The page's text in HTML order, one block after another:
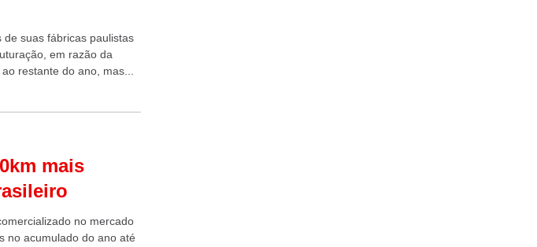
suas fábricas paulistas
em razão da
restante do ano, mas...
mais
no mercado
no acumulado do ano até